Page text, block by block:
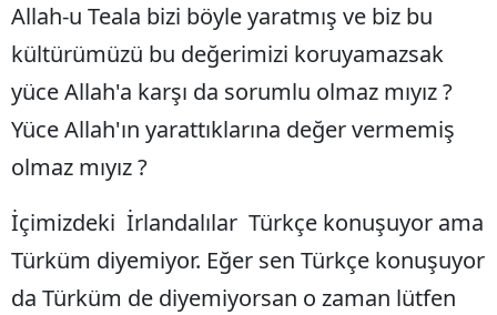
Allah-u Teala bizi böyle yaratmış ve biz bu
kültürümüzü bu değerimizi koruyamazsak
yüce Allah'a karşı da sorumlu olmaz mıyız ?
Yüce Allah'ın yarattıklarına değer vermemiş
olmaz mıyız ?
İçimizdeki İrlandalılar Türkçe konuşuyor ama
Türküm diyemiyor. Eğer sen Türkçe konuşuyor
da Türküm de diyemiyorsan o zaman lütfen